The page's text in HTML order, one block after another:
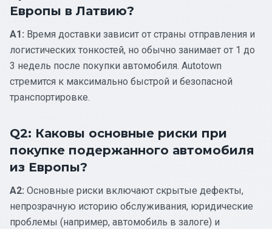
Европы в Латвию?
A1: Время доставки зависит от страны отправления и
логистических тонкостей, но обычно занимает от 1 до
3 недель после покупки автомобиля. Autotown
стремится к максимально быстрой и безопасной
транспортировке.
Q2: Каковы основные риски при
покупке подержанного автомобиля
из Европы?
A2: Основные риски включают скрытые дефекты,
непрозрачную историю обслуживания, юридические
проблемы (например, автомобиль в залоге) и